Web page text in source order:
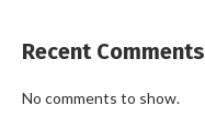
Recent Comments
No comments to show.